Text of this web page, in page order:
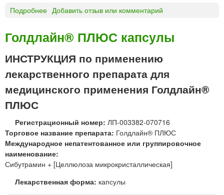
в
е
в
о
р
л
я
е
ц
Э
Подробнее
Л
Ю
О
Б
Й
а
б
л
е
т
Добавить отзыв или комментарий
Голдлайн® ПЛЮС капсулы
ИНСТРУКЦИЯ по применению
лекарственного препарата для
медицинского применения Голдлайн®
ПЛЮС
Регистрационный номер: ЛП-003382-070716
Торговое название препарата: Голдлайн® ПЛЮС
Международное непатентованное или группировочное
наименование:
Сибутрамин + [Целлюлоза микрокристаллическая]
Лекарственная форма: капсулы